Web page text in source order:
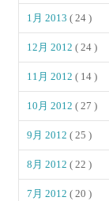
1月 2013( 24 )
12月 2012( 24 )
11月 2012( 14 )
10月 2012( 27 )
9月 2012( 25 )
8月 2012( 22 )
7月 2012( 20 )